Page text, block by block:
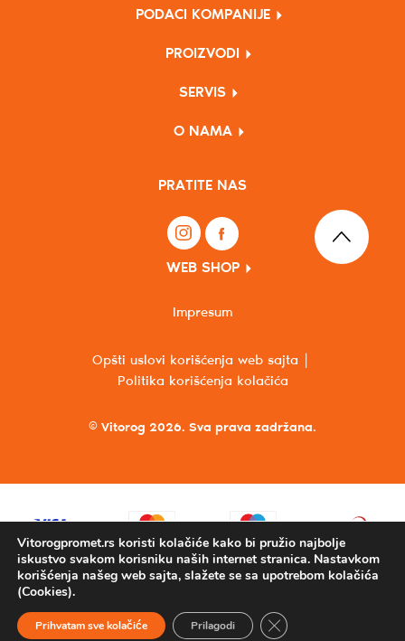
PODACI KOMPANIJE
PROIZVODI
SERVIS
O NAMA
PRATITE NAS
WEB SHOP
© Vitorog 2026. Sva prava zadržana.
Opšti uslovi korišćenja web sajta
Politika korišćenja kolačića
Impresum
Vitorogpromet.rs koristi kolačiće kako bi pružio najbolje
iskustvo svakom korisniku naših internet stranica. Nastavkom
korišćenja našeg web sajta, slažete se sa upotrebom kolačića
(Cookies).
Prihvatam sve kolačiće Prilagodi Close GDPR Cookie